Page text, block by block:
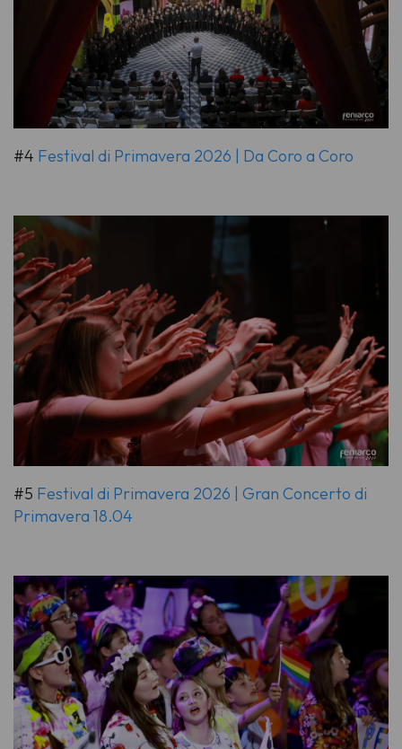
#4 Festival di Primavera 2026 | Da Coro a Coro
#5 Festival di Primavera 2026 | Gran Concerto di
Primavera 18.04